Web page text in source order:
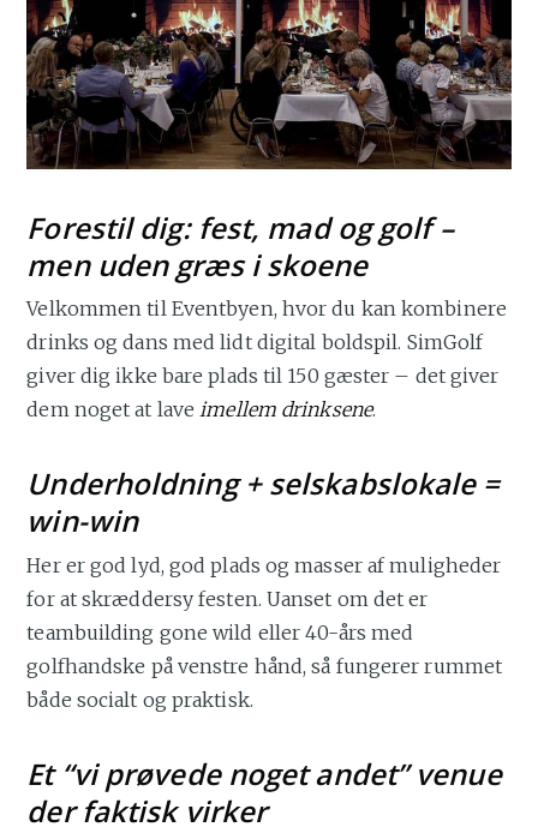
Forestil dig: fest, mad og golf –
men uden græs i skoene
Velkommen til Eventbyen, hvor du kan kombinere
drinks og dans med lidt digital boldspil. SimGolf
giver dig ikke bare plads til 150 gæster – det giver
dem noget at laveimellem drinksene.
Underholdning + selskabslokale =
win-win
Her er god lyd, god plads og masser af muligheder
for at skræddersy festen. Uanset om det er
teambuilding gone wild eller 40-års med
golfhandske på venstre hånd, så fungerer rummet
både socialt og praktisk.
Et “vi prøvede noget andet” venue
der faktisk virker